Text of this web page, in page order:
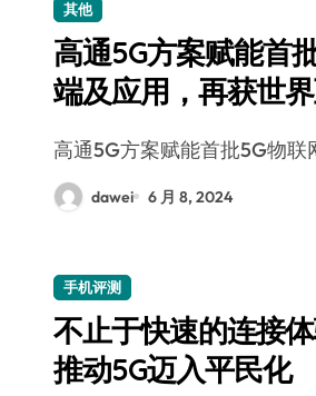
其他
高通5G方案赋能首
端及应用，再获世
技
高通5G方案赋能首批5G物
dawei 6 月 8, 2024
手机评测
不止于快速的连接
推动5G迈入平民化